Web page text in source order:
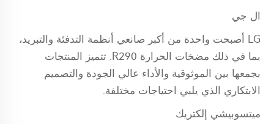
ال جي
LG أصبحت واحدة من أكبر صانعي أنظمة التدفئة والتبريد،
بما في ذلك مضخات الحرارة R290. تتميز المنتجات
بجمعها بين الموثوقية والأداء عالي الجودة والتصميم
الابتكاري الذي يلبي احتياجات مختلفة.
ميتسوبيشي إلكتريك